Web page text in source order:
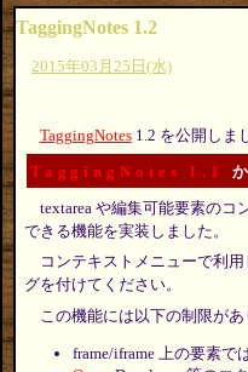
TaggingNotes 1.2
2015年03月25日(水)
TaggingNotes1.2 を公開しま
TaggingNotes 1.1
textarea や編集可能要素のコ
できる機能を実装しました。
コンテキストメニューで利
グを付けてください。
この機能には以下の制限があ
frame/iframe 上の要素で